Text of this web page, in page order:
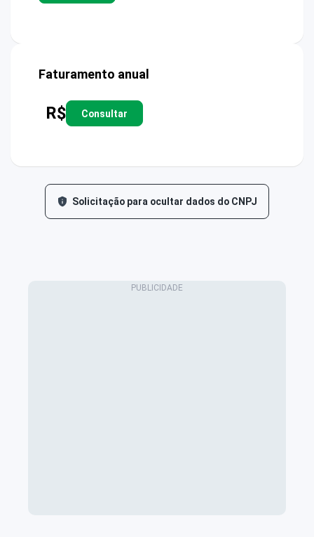
Faturamento anual
R$ Consultar
Solicitação para ocultar dados do CNPJ